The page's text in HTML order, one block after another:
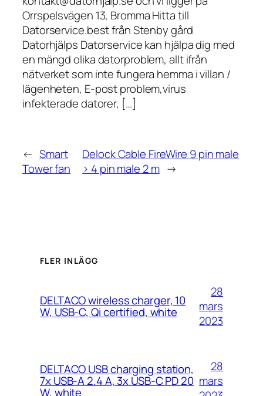
Orrspelsvägen 13, Bromma Hitta till
Datorservice.best från Stenby gård
Datorhjälps Datorservice kan hjälpa dig med
en mängd olika datorproblem, allt ifrån
nätverket som inte fungera hemma i villan /
lägenheten, E-post problem,virus
infekterade datorer, […]
← Smart
Tower fan
Delock Cable FireWire 9 pin male
> 4 pin male 2 m →
FLER INLÄGG
DELTACO wireless charger, 10
W, USB-C, Qi certified, white
28
mars
2023
DELTACO USB charging station,
7x USB-A 2.4 A, 3x USB-C PD 20
W, white
28
mars